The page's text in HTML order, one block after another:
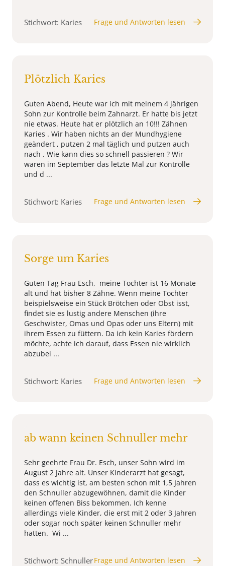
Stichwort: Karies Frage und Antworten lesen
Plötzlich Karies
Guten Abend, Heute war ich mit meinem 4 jährigen
Sohn zur Kontrolle beim Zahnarzt. Er hatte bis jetzt
nie etwas. Heute hat er plötzlich an 10!!! Zähnen
Karies . Wir haben nichts an der Mundhygiene
geändert , putzen 2 mal täglich und putzen auch
nach . Wie kann dies so schnell passieren ? Wir
waren im September das letzte Mal zur Kontrolle
und d ...
Stichwort: Karies Frage und Antworten lesen
Sorge um Karies
Guten Tag Frau Esch, meine Tochter ist 16 Monate
alt und hat bisher 8 Zähne. Wenn meine Tochter
beispielsweise ein Stück Brötchen oder Obst isst,
findet sie es lustig andere Menschen (ihre
Geschwister, Omas und Opas oder uns Eltern) mit
ihrem Essen zu füttern. Da ich kein Karies fördern
möchte, achte ich darauf, dass Essen nie wirklich
abzubei ...
Stichwort: Karies Frage und Antworten lesen
ab wann keinen Schnuller mehr
Sehr geehrte Frau Dr. Esch, unser Sohn wird im
August 2 Jahre alt. Unser Kinderarzt hat gesagt,
dass es wichtig ist, am besten schon mit 1,5 Jahren
den Schnuller abzugewöhnen, damit die Kinder
keinen offenen Biss bekommen. Ich kenne
allerdings viele Kinder, die erst mit 2 oder 3 Jahren
oder sogar noch später keinen Schnuller mehr
hatten. Wi ...
Stichwort: SchnullerFrage und Antworten lesen